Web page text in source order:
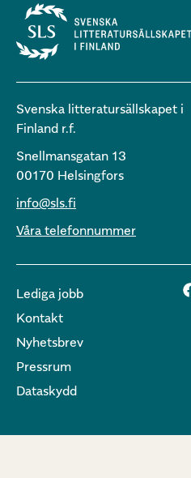
Svenska litteratursällskapet i
Finland r.f.
Snellmansgatan 13
00170 Helsingfors
info@sls.fi
Våra telefonnummer
Lediga jobb
Kontakt
Nyhetsbrev
Pressrum
Dataskydd